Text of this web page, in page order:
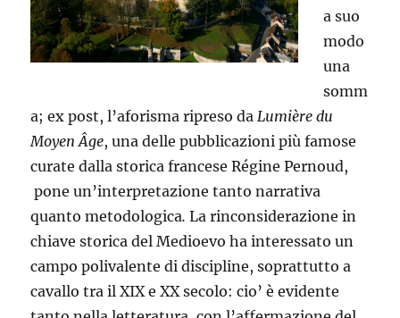
a suo
modo
una
somm
a; ex post, l’aforisma ripreso daLumière du
Moyen Âge, una delle pubblicazioni più famose
curate dalla storica francese Régine Pernoud,
pone un’interpretazione tanto narrativa
quanto metodologica.La rinconsiderazione in
chiave storica del Medioevo ha interessato un
campo polivalente di discipline, soprattutto a
cavallo tra il XIX e XX secolo: cio’ è evidente